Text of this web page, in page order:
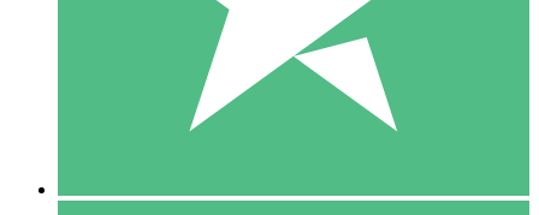
10 00